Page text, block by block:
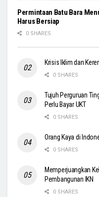
Permintaan Batu Bara
Harus Bersiap
0 SHARES
Krisis Iklim dan
0 SHARES
Tujuh Perguruan
Perlu Bayar UKT
0 SHARES
Orang Kaya di
0 SHARES
Memperjuangkan
Pembangunan IKN
0 SHARES